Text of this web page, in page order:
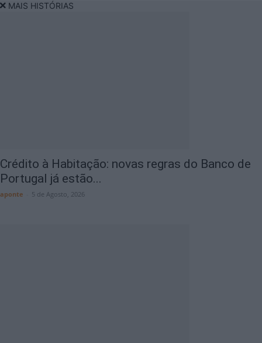
MAIS HISTÓRIAS
Crédito à Habitação: novas regras do Banco de
Portugal já estão...
aponte 5 de Agosto, 2026